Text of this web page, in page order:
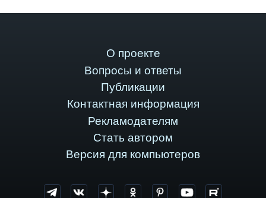
О проекте
Вопросы и ответы
Публикации
Контактная информация
Рекламодателям
Стать автором
Версия для компьютеров